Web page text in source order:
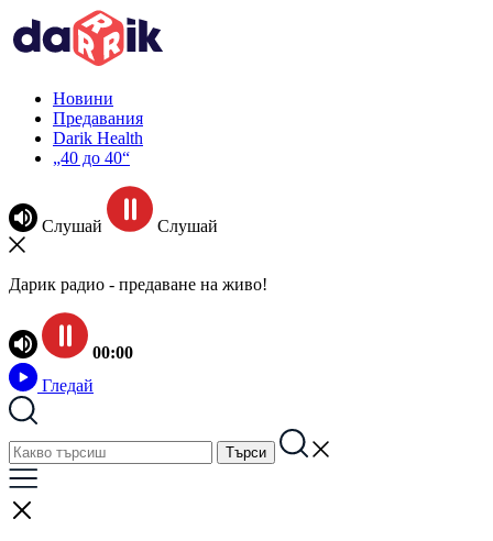
Новини
Предавания
Darik Health
„40 до 40“
Слушай Слушай
Дарик радио - предаване на живо!
00:00
Гледай